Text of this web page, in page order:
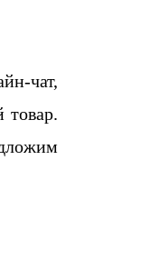
чат,
товар.